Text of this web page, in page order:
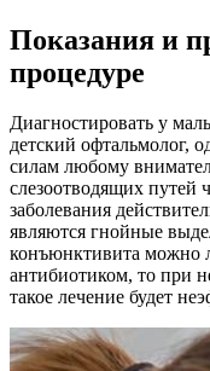
Показания и
процедуре
Диагностировать у
детский офтальмолог,
силам любому
слезоотводящих путей
заболевания
являются гнойные
конъюнктивита можно
антибиотиком, то при
такое лечение будет